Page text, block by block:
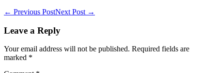
Post
← Previous PostNext Post →
Leave a Reply
Your email address will not be published. Required fields are
marked *